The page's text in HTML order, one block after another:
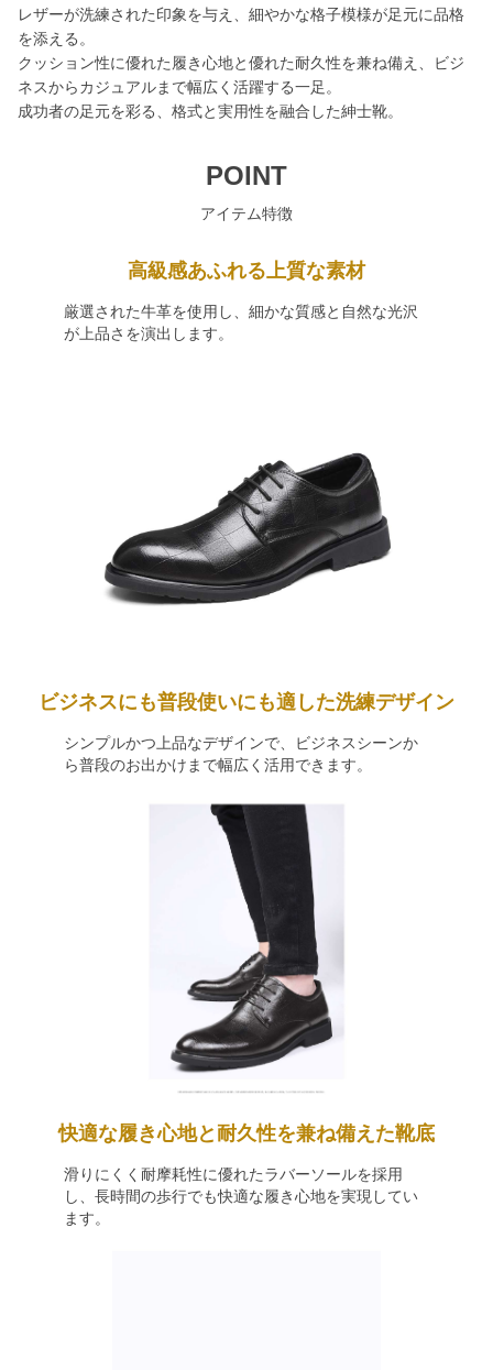
レザーが洗練された印象を与え、細やかな格子模様が足元に品格
を添える。
クッション性に優れた履き心地と優れた耐久性を兼ね備え、ビジ
ネスからカジュアルまで幅広く活躍する一足。
成功者の足元を彩る、格式と実用性を融合した紳士靴。
POINT
アイテム特徴
高級感あふれる上質な素材
厳選された牛革を使用し、細かな質感と自然な光沢
が上品さを演出します。
ビジネスにも普段使いにも適した洗練デザイン
シンプルかつ上品なデザインで、ビジネスシーンか
ら普段のお出かけまで幅広く活用できます。
快適な履き心地と耐久性を兼ね備えた靴底
滑りにくく耐摩耗性に優れたラバーソールを採用
し、長時間の歩行でも快適な履き心地を実現してい
ます。